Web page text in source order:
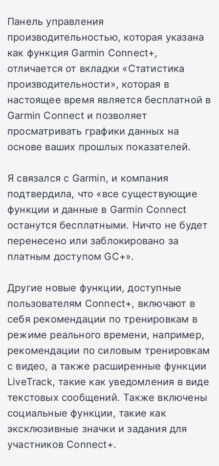
Панель управления
производительностью, которая указана
как функция Garmin Connect+,
отличается от вкладки «Статистика
производительности», которая в
настоящее время является бесплатной в
Garmin Connect и позволяет
просматривать графики данных на
основе ваших прошлых показателей.
Я связался с Garmin, и компания
подтвердила, что «все существующие
функции и данные в Garmin Connect
останутся бесплатными. Ничто не будет
перенесено или заблокировано за
платным доступом GC+».
Другие новые функции, доступные
пользователям Connect+, включают в
себя рекомендации по тренировкам в
режиме реального времени, например,
рекомендации по силовым тренировкам
с видео, а также расширенные функции
LiveTrack, такие как уведомления в виде
текстовых сообщений. Также включены
социальные функции, такие как
эксклюзивные значки и задания для
участников Connect+.